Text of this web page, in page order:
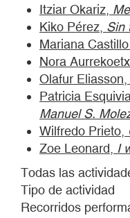
Itziar Okariz,
Kiko Pérez, Sin
Mariana Castillo
Nora
Olafur Eliasson,
Patricia
Manuel S.
Wilfredo Prieto,
Zoe Leonard, I
Todas las
Tipo de actividad
Recorridos